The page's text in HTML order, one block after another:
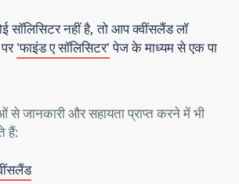
सॉलिसिटर नहीं है, तो आप क्वींसलैंड लॉ
'फाइंड ए सॉलिसिटर'पेज के माध्यम से एक पा
जानकारी और सहायता प्राप्त करने में भी
हैं: